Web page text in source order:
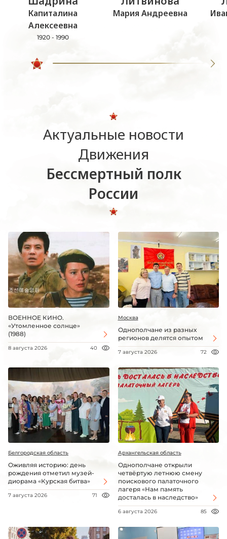
Капиталина
Алексеевна
1920 - 1990
Мария Андреевна
Актуальные новости
Движения
Бессмертный полк
России
ВОЕННОЕ КИНО.
«Утомленное солнце»
(1988)
8 августа 2026 40
Москва
Однополчане из разных
регионов делятся опытом
7 августа 2026 72
Белгородская область
Оживляя историю: день
рождения отметил музей-
диорама «Курская битва»
7 августа 2026 71
Архангельская область
Однополчане открыли
четвёртую летнюю смену
поискового палаточного
лагеря «Нам память
досталась в наследство»
6 августа 2026 85